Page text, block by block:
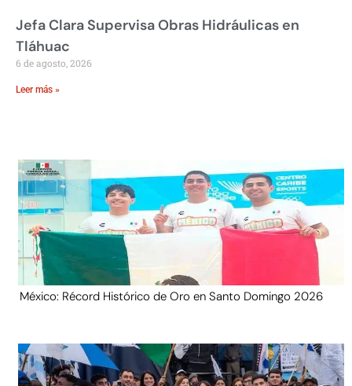
Jefa Clara Supervisa Obras Hidráulicas en
Tláhuac
6 de agosto, 2026
Leer más »
México: Récord Histórico de Oro en Santo Domingo 2026